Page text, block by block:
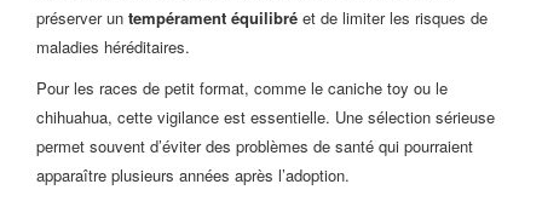
préserver un tempérament équilibré et de limiter les risques de
maladies héréditaires.
Pour les races de petit format, comme le caniche toy ou le
chihuahua, cette vigilance est essentielle. Une sélection sérieuse
permet souvent d’éviter des problèmes de santé qui pourraient
apparaître plusieurs années après l’adoption.